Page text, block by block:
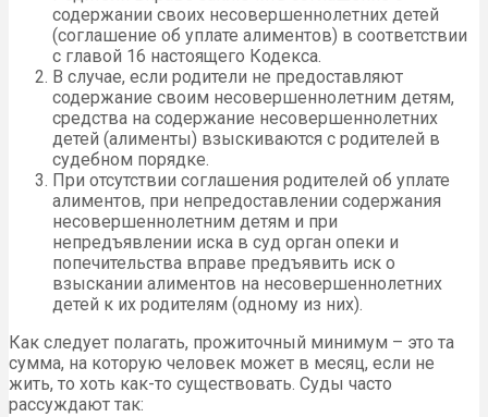
содержании своих несовершеннолетних детей
(соглашение об уплате алиментов) в соответствии
с главой 16 настоящего Кодекса.
В случае, если родители не предоставляют
содержание своим несовершеннолетним детям,
средства на содержание несовершеннолетних
детей (алименты) взыскиваются с родителей в
судебном порядке.
При отсутствии соглашения родителей об уплате
алиментов, при непредоставлении содержания
несовершеннолетним детям и при
непредъявлении иска в суд орган опеки и
попечительства вправе предъявить иск о
взыскании алиментов на несовершеннолетних
детей к их родителям (одному из них).
Как следует полагать, прожиточный минимум – это та
сумма, на которую человек может в месяц, если не
жить, то хоть как-то существовать. Суды часто
рассуждают так: